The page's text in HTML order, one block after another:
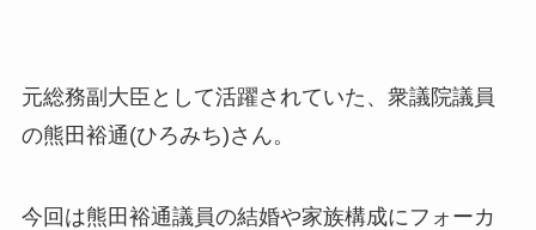
元総務副大臣として活躍されていた、衆議院議員
の熊田裕通(ひろみち)さん。
今回は熊田裕通議員の結婚や家族構成にフォーカ